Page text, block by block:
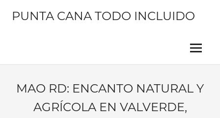
PUNTA CANA TODO INCLUIDO
hermoso
Menu
MAO RD: ENCANTO NATURAL Y
AGRÍCOLA EN VALVERDE,